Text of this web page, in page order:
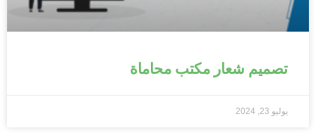
تصميم شعار مكتب محاماة
يوليو 23, 2024